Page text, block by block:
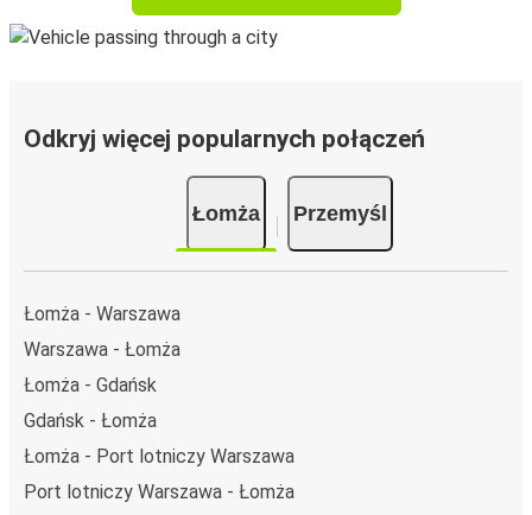
Odkryj więcej popularnych połączeń
Łomża Przemyśl
Łomża - Warszawa
Warszawa - Łomża
Łomża - Gdańsk
Gdańsk - Łomża
Łomża - Port lotniczy Warszawa
Port lotniczy Warszawa - Łomża